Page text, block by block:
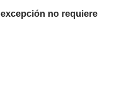
excepción no requiere